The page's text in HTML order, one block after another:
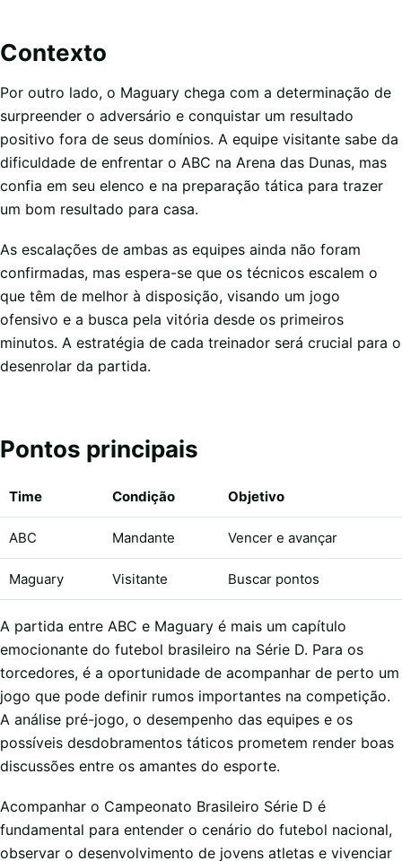
Contexto
Por outro lado, o Maguary chega com a determinação de
surpreender o adversário e conquistar um resultado
positivo fora de seus domínios. A equipe visitante sabe da
dificuldade de enfrentar o ABC na Arena das Dunas, mas
confia em seu elenco e na preparação tática para trazer
um bom resultado para casa.
As escalações de ambas as equipes ainda não foram
confirmadas, mas espera-se que os técnicos escalem o
que têm de melhor à disposição, visando um jogo
ofensivo e a busca pela vitória desde os primeiros
minutos. A estratégia de cada treinador será crucial para o
desenrolar da partida.
Pontos principais
Time Condição Objetivo
ABC Mandante Vencer e avançar
Maguary Visitante Buscar pontos
A partida entre ABC e Maguary é mais um capítulo
emocionante do futebol brasileiro na Série D. Para os
torcedores, é a oportunidade de acompanhar de perto um
jogo que pode definir rumos importantes na competição.
A análise pré-jogo, o desempenho das equipes e os
possíveis desdobramentos táticos prometem render boas
discussões entre os amantes do esporte.
Acompanhar o Campeonato Brasileiro Série D é
fundamental para entender o cenário do futebol nacional,
observar o desenvolvimento de jovens atletas e vivenciar